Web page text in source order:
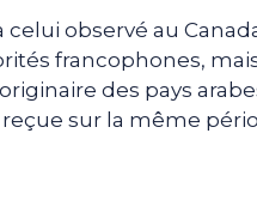
observé au
francophones,
des pays
sur la même